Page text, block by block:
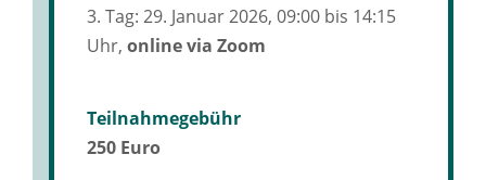
3. Tag: 29. Januar 2026, 09:00 bis 14:15
Uhr, online via Zoom
Teilnahmegebühr
250 Euro